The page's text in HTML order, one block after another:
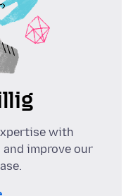
with
improve our